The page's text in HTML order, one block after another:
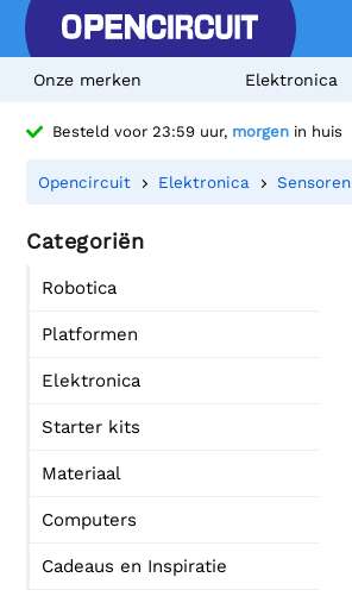
Onze merken Elektronica
Besteld voor 23:59 uur, morgen in huis
Opencircuit Elektronica Sensoren
Categoriën
Robotica
Platformen
Elektronica
Starter kits
Materiaal
Computers
Cadeaus en Inspiratie